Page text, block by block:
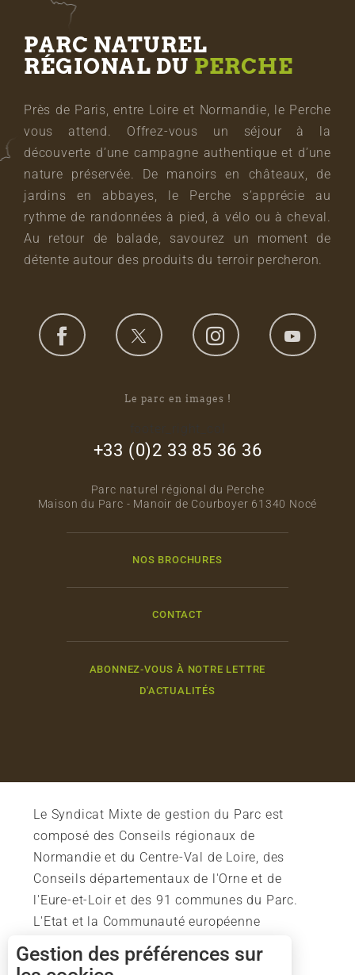
PARC NATUREL
RÉGIONAL DU PERCHE
Près de Paris, entre Loire et Normandie, le Perche
vous attend. Offrez-vous un séjour à la
découverte d’une campagne authentique et d’une
nature préservée. De manoirs en châteaux, de
jardins en abbayes, le Perche s’apprécie au
rythme de randonnées à pied, à vélo ou à cheval.
Au retour de balade, savourez un moment de
détente autour des produits du terroir percheron.
Le parc en images !
+33 (0)2 33 85 36 36
Parc naturel régional du Perche
Maison du Parc - Manoir de Courboyer 61340 Nocé
NOS BROCHURES
CONTACT
ABONNEZ-VOUS À NOTRE LETTRE
D'ACTUALITÉS
Le Syndicat Mixte de gestion du Parc est
composé des Conseils régionaux de
Normandie et du Centre-Val de Loire, des
Conseils départementaux de l'Orne et de
l'Eure-et-Loir et des 91 communes du Parc.
L'Etat et la Communauté européenne
soutiennent également l'action du Parc.
Gestion des préférences sur